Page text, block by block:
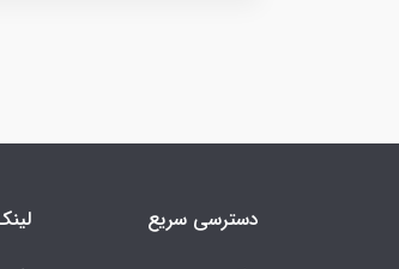
دسترسی سریع